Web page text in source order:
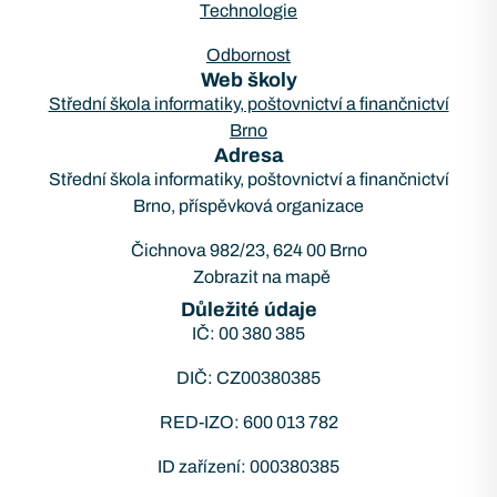
Technologie
Odbornost
Web školy
Střední škola informatiky, poštovnictví a finančnictví
Brno
Adresa
Střední škola informatiky, poštovnictví a finančnictví
Brno, příspěvková organizace
Čichnova 982/23, 624 00 Brno
Zobrazit na mapě
Důležité údaje
IČ: 00 380 385
DIČ: CZ00380385
RED-IZO: 600 013 782
ID zařízení: 000380385